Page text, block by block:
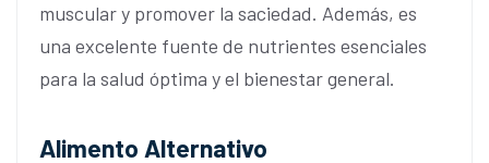
muscular y promover la saciedad. Además, es
una excelente fuente de nutrientes esenciales
para la salud óptima y el bienestar general.
Alimento Alternativo